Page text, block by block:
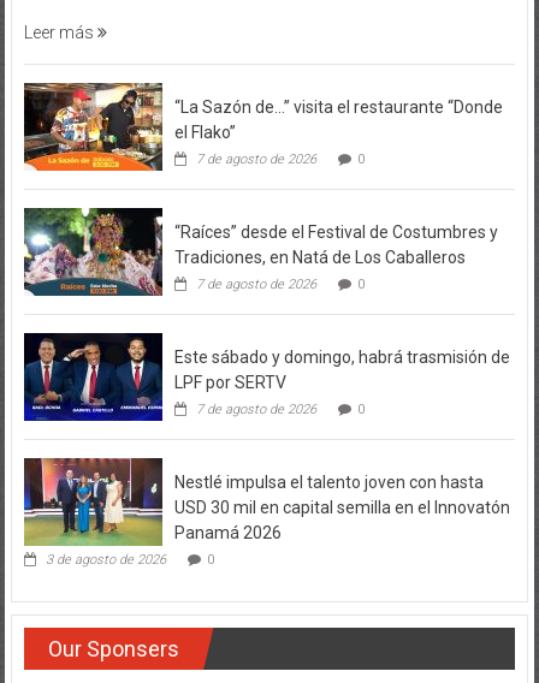
Leer más
“La Sazón de…” visita el restaurante “Donde
el Flako”
7 de agosto de 2026 0
“Raíces” desde el Festival de Costumbres y
Tradiciones, en Natá de Los Caballeros
7 de agosto de 2026 0
Este sábado y domingo, habrá trasmisión de
LPF por SERTV
7 de agosto de 2026 0
Nestlé impulsa el talento joven con hasta
USD 30 mil en capital semilla en el Innovatón
Panamá 2026
3 de agosto de 2026 0
Our Sponsers